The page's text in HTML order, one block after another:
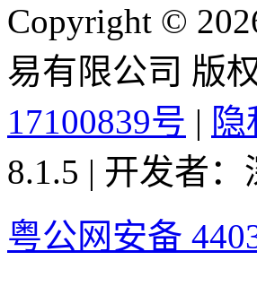
Copyright ©
易有限公司 版
17100839号 | 隐
8.1.5 | 开发者
粤公网安备